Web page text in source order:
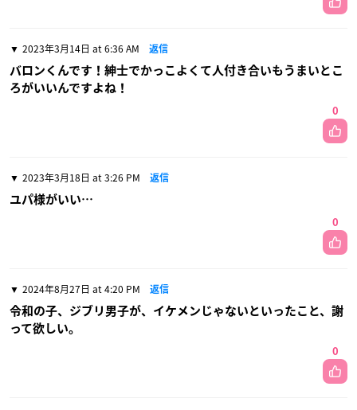
2023年3月14日 at 6:36 AM 返信
バロンくんです！紳士でかっこよくて人付き合いもうまいとこ
ろがいいんですよね！
0
2023年3月18日 at 3:26 PM 返信
ユパ様がいい…
0
2024年8月27日 at 4:20 PM 返信
令和の子、ジブリ男子が、イケメンじゃないといったこと、謝
って欲しい。
0